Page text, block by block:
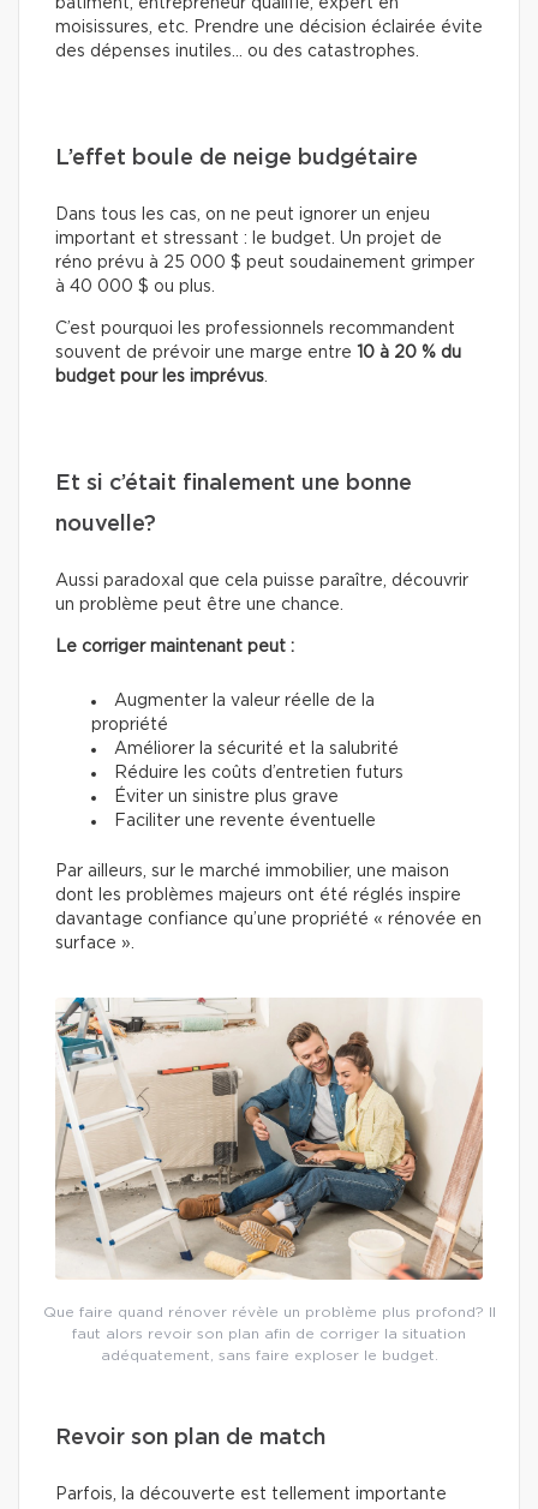
bâtiment, entrepreneur qualifié, expert en
moisissures, etc. Prendre une décision éclairée évite
des dépenses inutiles… ou des catastrophes.
L’effet boule de neige budgétaire
Dans tous les cas, on ne peut ignorer un enjeu
important et stressant : le budget. Un projet de
réno prévu à 25 000 $ peut soudainement grimper
à 40 000 $ ou plus.
C’est pourquoi les professionnels recommandent
souvent de prévoir une marge entre
10 à 20 % du
budget pour les imprévus.
Et si c’était finalement une bonne
nouvelle?
Aussi paradoxal que cela puisse paraître, découvrir
un problème peut être une chance.
Le corriger maintenant peut :
Augmenter la valeur réelle de la
propriété
Améliorer la sécurité et la salubrité
Réduire les coûts d’entretien futurs
Éviter un sinistre plus grave
Faciliter une revente éventuelle
Par ailleurs, sur le marché immobilier, une maison
dont les problèmes majeurs ont été réglés inspire
davantage confiance qu’une propriété « rénovée en
surface ».
Que faire quand rénover révèle un problème plus profond? Il
faut alors revoir son plan afin de corriger la situation
adéquatement, sans faire exploser le budget.
Revoir son plan de match
Parfois, la découverte est tellement importante